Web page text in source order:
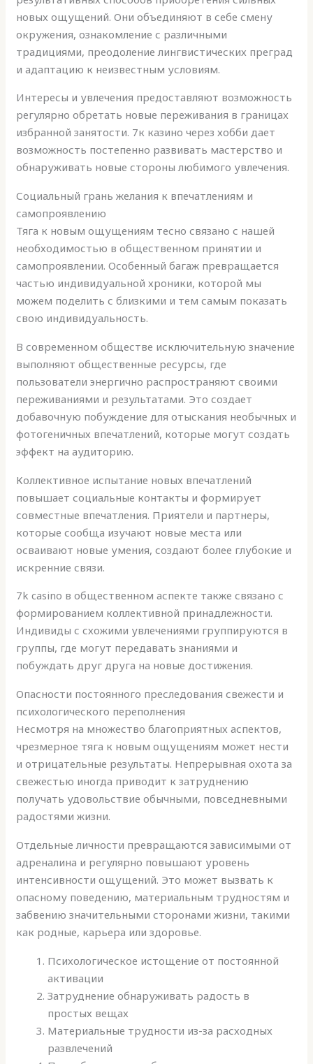
новых ощущений. Они объединяют в себе смену
окружения, ознакомление с различными
традициями, преодоление лингвистических преград
и адаптацию к неизвестным условиям.
Интересы и увлечения предоставляют возможность
регулярно обретать новые переживания в границах
избранной занятости. 7к казино через хобби дает
возможность постепенно развивать мастерство и
обнаруживать новые стороны любимого увлечения.
Социальный грань желания к впечатлениям и
самопроявлению
Тяга к новым ощущениям тесно связано с нашей
необходимостью в общественном принятии и
самопроявлении. Особенный багаж превращается
частью индивидуальной хроники, которой мы
можем поделить с близкими и тем самым показать
свою индивидуальность.
В современном обществе исключительную значение
выполняют общественные ресурсы, где
пользователи энергично распространяют своими
переживаниями и результатами. Это создает
добавочную побуждение для отыскания необычных и
фотогеничных впечатлений, которые могут создать
эффект на аудиторию.
Коллективное испытание новых впечатлений
повышает социальные контакты и формирует
совместные впечатления. Приятели и партнеры,
которые сообща изучают новые места или
осваивают новые умения, создают более глубокие и
искренние связи.
7k casino в общественном аспекте также связано с
формированием коллективной принадлежности.
Индивиды с схожими увлечениями группируются в
группы, где могут передавать знаниями и
побуждать друг друга на новые достижения.
Опасности постоянного преследования свежести и
психологического переполнения
Несмотря на множество благоприятных аспектов,
чрезмерное тяга к новым ощущениям может нести
и отрицательные результаты. Непрерывная охота за
свежестью иногда приводит к затруднению
получать удовольствие обычными, повседневными
радостями жизни.
Отдельные личности превращаются зависимыми от
адреналина и регулярно повышают уровень
интенсивности ощущений. Это может вызвать к
опасному поведению, материальным трудностям и
забвению значительными сторонами жизни, такими
как родные, карьера или здоровье.
Психологическое истощение от постоянной
активации
Затруднение обнаруживать радость в
простых вещах
Материальные трудности из-за расходных
развлечений